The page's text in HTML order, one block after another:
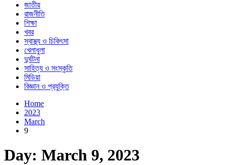
জাতীয়
রাজনীতি
শিক্ষা
খবর
স্বাস্থ্য ও চিকিৎসা
খেলাধুলা
দুর্ঘটনা
সাহিত্য ও সংস্কৃতি
মিডিয়া
বিজ্ঞান ও প্রযুক্তি
Home
2023
March
9
Day: March 9, 2023